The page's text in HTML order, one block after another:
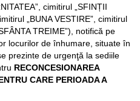
cimitirul „SFINȚII
„BUNA VESTIRE”, cimitirul
TREIME”), notifică pe
locurilor de înhumare, situate în
prezinte de urgenţă la sediile
RECONCESIONAREA
CARE PERIOADA A